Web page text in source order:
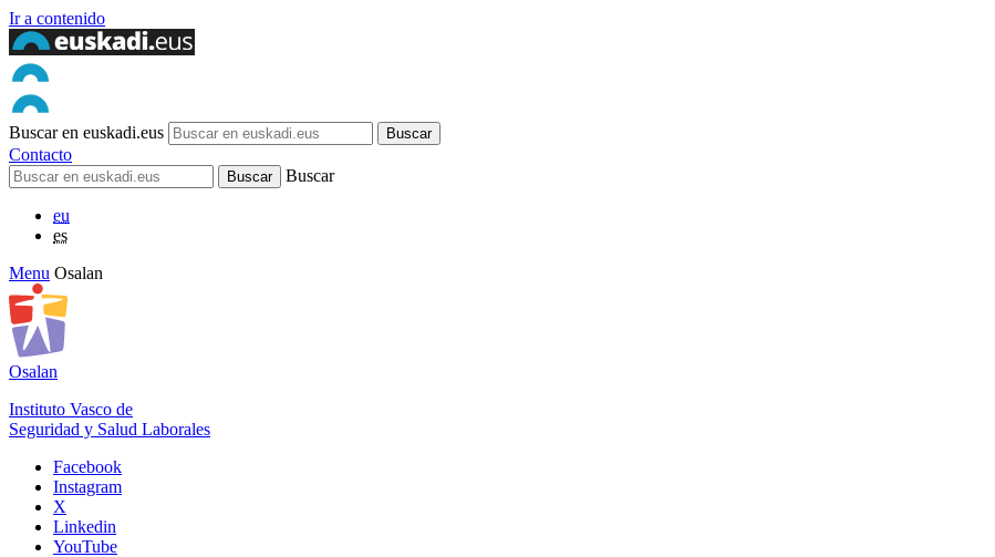
Ir a contenido
Buscar en euskadi.eus
Contacto
Buscar
eu
es
Menu Osalan
Osalan
Instituto Vasco de
Seguridad y Salud Laborales
Facebook
Instagram
X
Linkedin
YouTube